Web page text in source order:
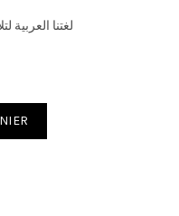
لغتنا العربية لتلاميذ السنة